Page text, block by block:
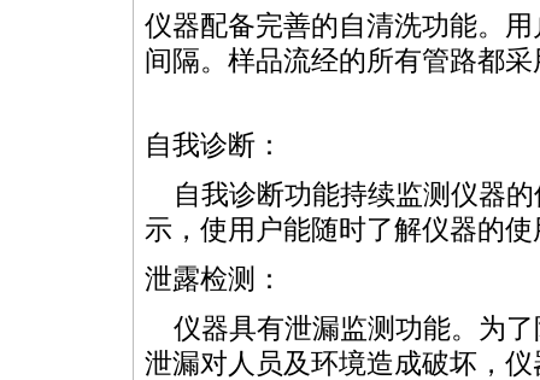
仪器配备完善的自清洗功能。
间隔。样品流经的所有管路都
自我诊断：
自我诊断功能持续监测仪器的
示，使用户能随时了解仪器的
泄露检测：
仪器具有泄漏监测功能。为了
泄漏对人员及环境造成破坏，